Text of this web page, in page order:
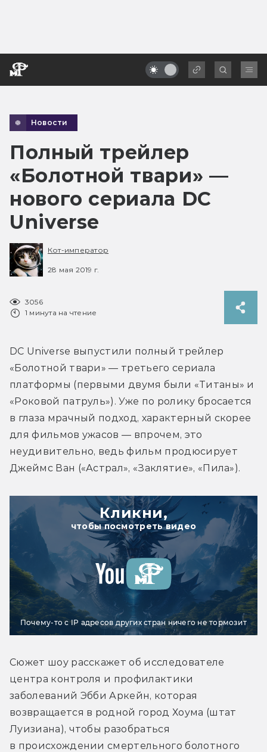
Новости
Полный трейлер
«Болотной твари» —
нового сериала DC
Universe
Кот-император
28 мая 2019 г.
3056
1 минута на чтение
DC Universe выпустили полный трейлер
«Болотной твари» — третьего сериала
платформы (первыми двумя были «Титаны» и
«Роковой патруль»). Уже по ролику бросается
в глаза мрачный подход, характерный скорее
для фильмов ужасов — впрочем, это
неудивительно, ведь фильм продюсирует
Джеймс Ван («Астрал», «Заклятие», «Пила»).
Кликни,
чтобы посмотреть видео
Почему-то с IP адресов других стран ничего не тормозит
Сюжет шоу расскажет об исследователе
центра контроля и профилактики
заболеваний Эбби Аркейн, которая
возвращается в родной город Хоума (штат
Луизиана), чтобы разобраться
в происхождении смертельного болотного